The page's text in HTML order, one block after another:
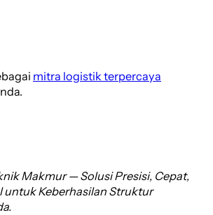
mitra logistik terpercaya
Makmur — Solusi Presisi, Cepat,
untuk Keberhasilan Struktur